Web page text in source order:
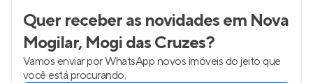
Quer receber as novidadesem Nova
Mogilar, Mogi das Cruzes?
Vamos enviar por WhatsApp novos imóveis do jeito que
você está procurando.